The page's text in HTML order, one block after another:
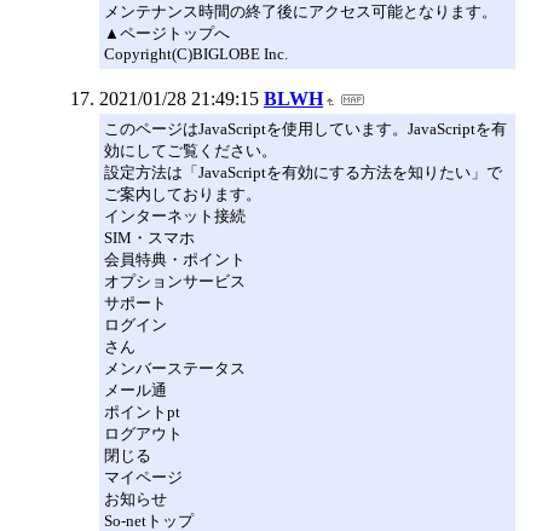
メンテナンス時間の終了後にアクセス可能となります。
▲ページトップへ
Copyright(C)BIGLOBE Inc.
2021/01/28 21:49:15 BLWH
このページはJavaScriptを使用しています。JavaScriptを有
効にしてご覧ください。
設定方法は「JavaScriptを有効にする方法を知りたい」で
ご案内しております。
インターネット接続
SIM・スマホ
会員特典・ポイント
オプションサービス
サポート
ログイン
さん
メンバーステータス
メール通
ポイントpt
ログアウト
閉じる
マイページ
お知らせ
So-netトップ